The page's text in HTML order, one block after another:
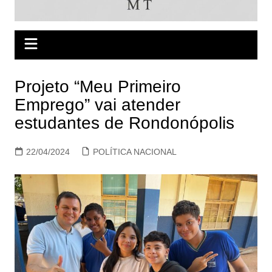
Projeto “Meu Primeiro
Emprego” vai atender
estudantes de Rondonópolis
22/04/2024 POLÍTICA NACIONAL